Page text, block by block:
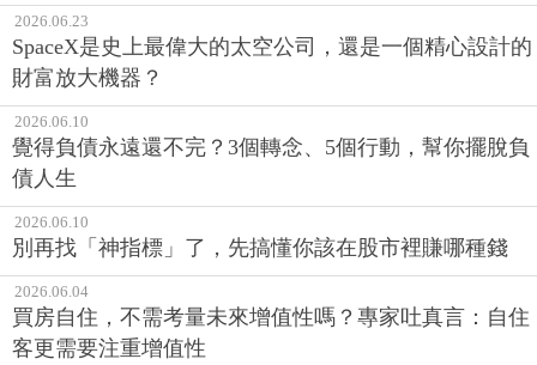
2026.06.23
SpaceX是史上最偉大的太空公司，還是一個精心設計的
財富放大機器？
2026.06.10
覺得負債永遠還不完？3個轉念、5個行動，幫你擺脫負
債人生
2026.06.10
別再找「神指標」了，先搞懂你該在股市裡賺哪種錢
2026.06.04
買房自住，不需考量未來增值性嗎？專家吐真言：自住
客更需要注重增值性